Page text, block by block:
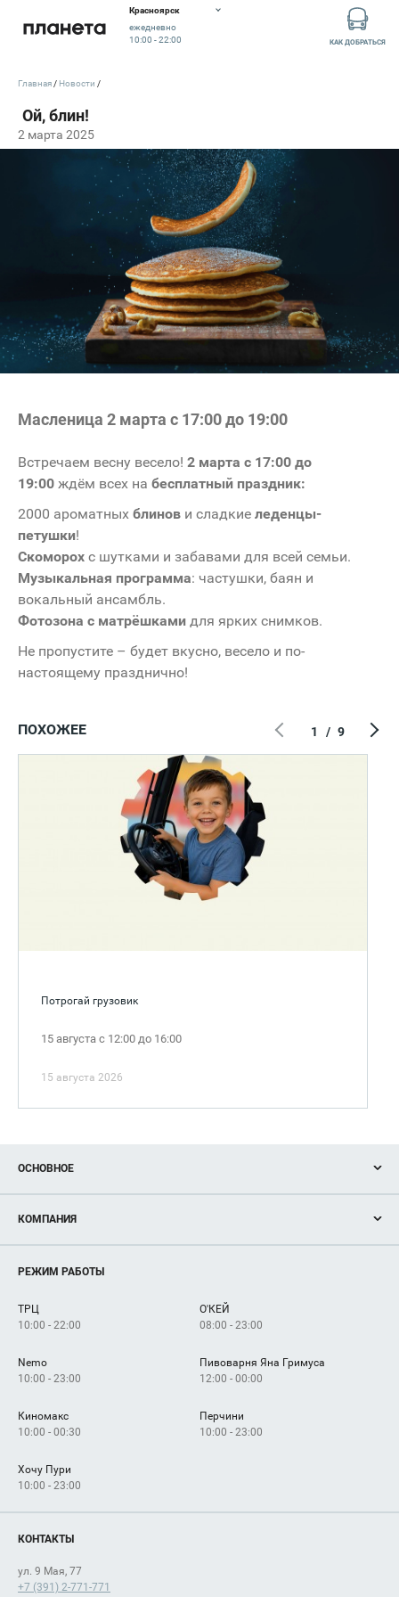
Красноярск
ежедневно
10:00 - 22:00
КАК ДОБРАТЬСЯ
2 марта 2025
Главная Новости
Масленица 2 марта с 17:00 до 19:00
Встречаем весну весело! 2 марта с 17:00 до
19:00 ждём всех на бесплатный праздник:
2000 ароматных блинов и сладкие леденцы-
петушки!
Скоморох с шутками и забавами для всей семьи.
Музыкальная программа: частушки, баян и
вокальный ансамбль.
Фотозона с матрёшками для ярких снимков.
Не пропустите – будет вкусно, весело и по-
настоящему празднично!
ПОХОЖЕЕ
Потрогай грузовик
15 августа с 12:00 до 16:00
15 августа 2026
1 / 9
ОСНОВНОЕ
Новости
Магазины
Услуги
КОМПАНИЯ
Рекламодателям
Как добраться
РЕЖИМ РАБОТЫ
ТРЦ
10:00 - 22:00
О'КЕЙ
08:00 - 23:00
Nemo
10:00 - 23:00
Пивоварня Яна Гримуса
12:00 - 00:00
Киномакс
10:00 - 00:30
Перчини
10:00 - 23:00
Хочу Пури
10:00 - 23:00
КОНТАКТЫ
ул. 9 Мая, 77
+7 (391) 2-771-771